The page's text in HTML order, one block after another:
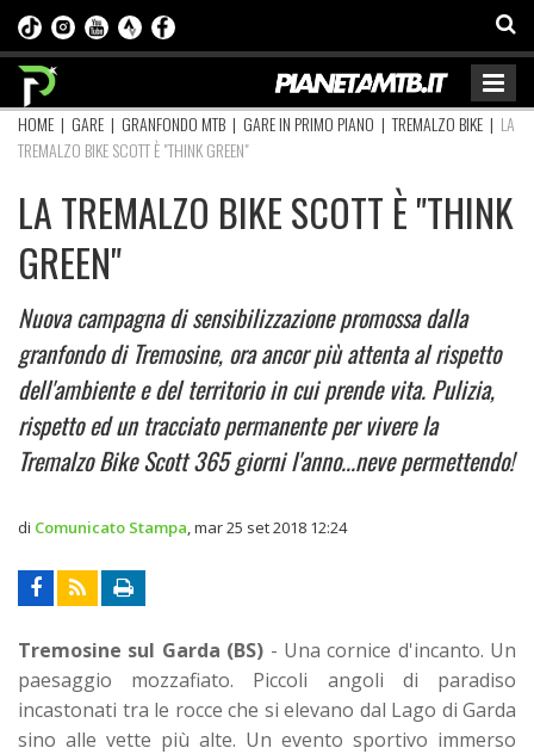
HOME | GARE | GRANFONDO MTB | GARE IN PRIMO PIANO |TREMALZO BIKE | LA
TREMALZO BIKE SCOTT È "THINK GREEN"
LA TREMALZO BIKE SCOTT È "THINK
GREEN"
Nuova campagna di sensibilizzazione promossa dalla
granfondo di Tremosine, ora ancor più attenta al rispetto
dell'ambiente e del territorio in cui prende vita. Pulizia,
rispetto ed un tracciato permanente per vivere la
Tremalzo Bike Scott 365 giorni l'anno...neve permettendo!
di Comunicato Stampa mar 25 set 2018 12:24
Tremosine sul Garda (BS) - Una cornice d'incanto. Un
paesaggio mozzafiato. Piccoli angoli di paradiso
incastonati tra le rocce che si elevano dal Lago di Garda
sino alle vette più alte. Un evento sportivo immerso